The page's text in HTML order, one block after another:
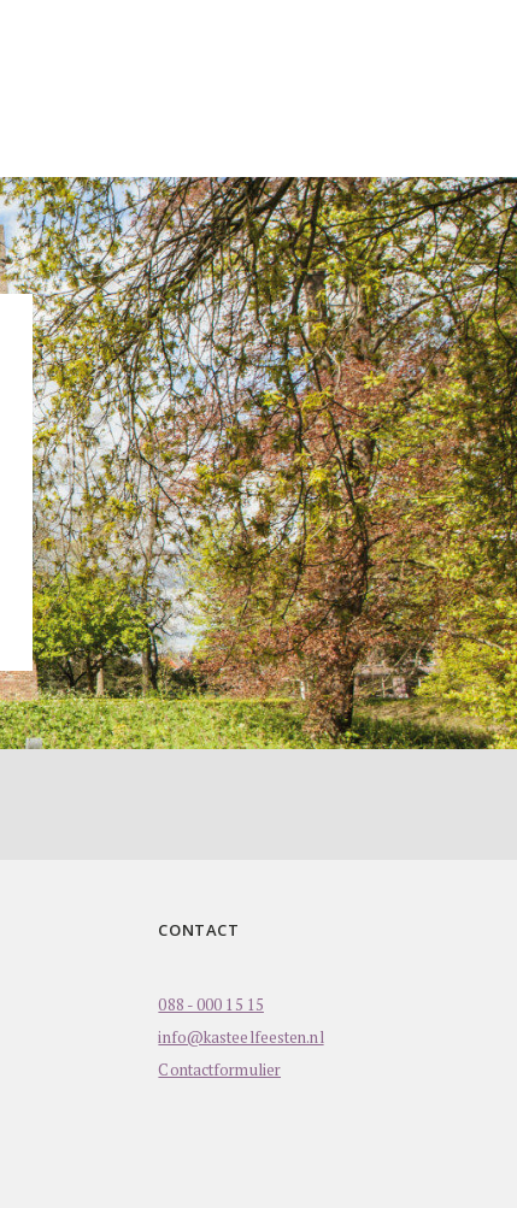
CONTACT
088 - 000 15 15
info@kasteelfeesten.nl
Contactformulier